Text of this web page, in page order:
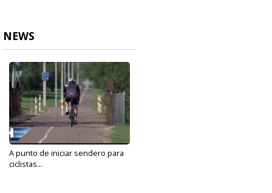
NEWS
A punto de iniciar sendero para
ciclistas...